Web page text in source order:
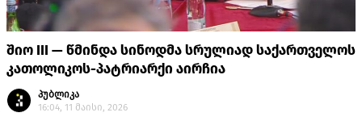
შიო III — წმინდა სინოდმა სრულიად საქართველოს
კათოლიკოს-პატრიარქი აირჩია
პუბლიკა
16:04, 11 მაისი, 2026